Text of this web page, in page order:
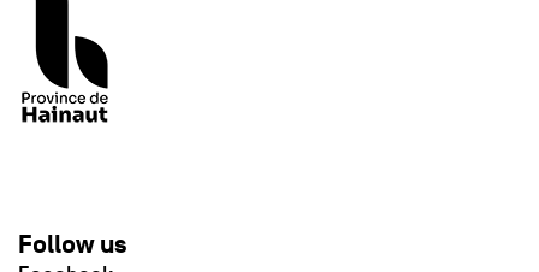
Follow us